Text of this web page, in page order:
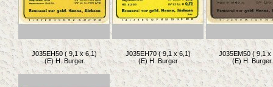
J035EH50 ( 9,1 x 6,1)
(E) H. Burger
J035EH70 ( 9,1 x 6,1)
(E) H. Burger
J035EM50 ( 9,1 x
(E) H. Burger